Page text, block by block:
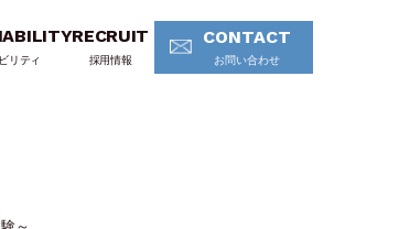
リティ
RECRUIT
採用情報
CONTACT
お問い合わせ